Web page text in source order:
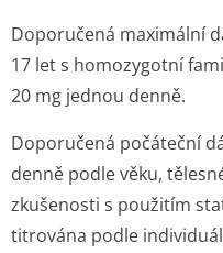
Doporučená maximální
17 let s homozygotní
20 mg jednou denně.
Doporučená počáteční
denně podle věku,
zkušenosti s použitím
titrována podle